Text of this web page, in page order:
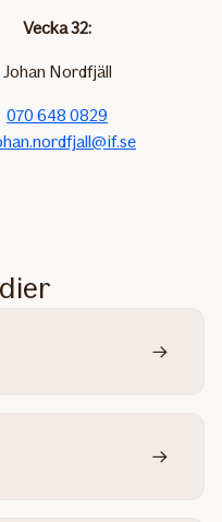
Vecka 32:
Johan Nordfjäll
070 648 0829